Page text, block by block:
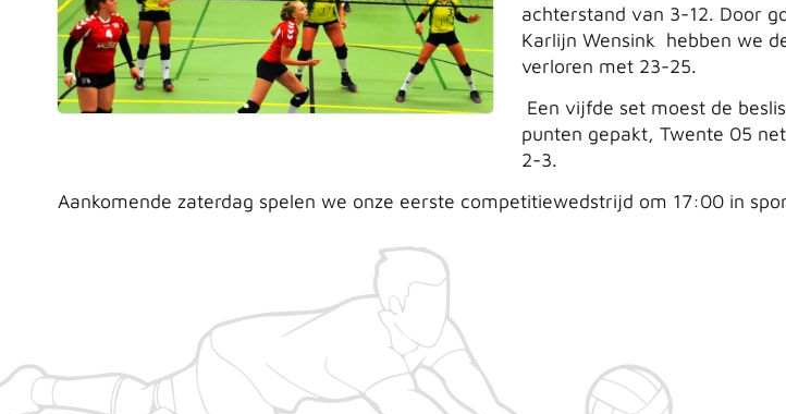
achterstand van 3-12. Door
Karlijn Wensink hebben we
verloren met 23-25.
Een vijfde set moest de
punten gepakt, Twente 05
2-3.
Aankomende zaterdag spelen we onze eerste competitiewedstrijd om 17:00 in